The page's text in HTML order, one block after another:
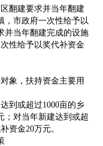
翻建要求并当年翻建
，市政府一次性给予以
并当年翻建完成的设施
性给予以奖代补资金
象，扶持资金主要用
到或超过1000亩的乡
；对当年新建达到或超
资金20万元。